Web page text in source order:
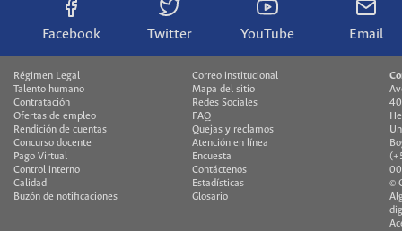
Facebook Twitter YouTube Email
Régimen Legal
Talento humano
Contratación
Ofertas de empleo
Rendición de cuentas
Concurso docente
Pago Virtual
Control interno
Calidad
Buzón de notificaciones
Correo institucional
Mapa del sitio
Redes Sociales
FAQ
Quejas y reclamos
Atención en línea
Encuesta
Contáctenos
Estadísticas
Glosario
©